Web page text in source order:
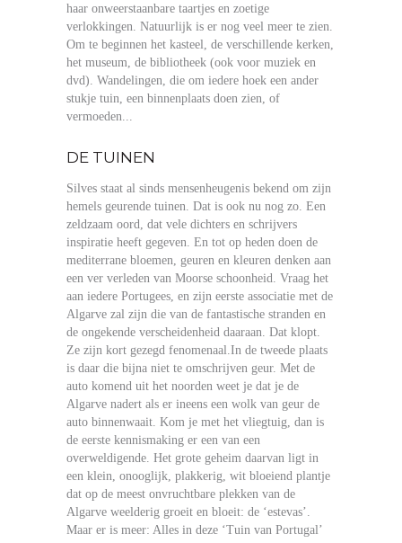
haar onweerstaanbare taartjes en zoetige
verlokkingen. Natuurlijk is er nog veel meer te zien.
Om te beginnen het kasteel, de verschillende kerken,
het museum, de bibliotheek (ook voor muziek en
dvd). Wandelingen, die om iedere hoek een ander
stukje tuin, een binnenplaats doen zien, of
vermoeden...
DE TUINEN
Silves staat al sinds mensenheugenis bekend om zijn
hemels geurende tuinen. Dat is ook nu nog zo. Een
zeldzaam oord, dat vele dichters en schrijvers
inspiratie heeft gegeven. En tot op heden doen de
mediterrane bloemen, geuren en kleuren denken aan
een ver verleden van Moorse schoonheid. Vraag het
aan iedere Portugees, en zijn eerste associatie met de
Algarve zal zijn die van de fantastische stranden en
de ongekende verscheidenheid daaraan. Dat klopt.
Ze zijn kort gezegd fenomenaal.In de tweede plaats
is daar die bijna niet te omschrijven geur. Met de
auto komend uit het noorden weet je dat je de
Algarve nadert als er ineens een wolk van geur de
auto binnenwaait. Kom je met het vliegtuig, dan is
de eerste kennismaking er een van een
overweldigende. Het grote geheim daarvan ligt in
een klein, onooglijk, plakkerig, wit bloeiend plantje
dat op de meest onvruchtbare plekken van de
Algarve weelderig groeit en bloeit: de ‘estevas’.
Maar er is meer: Alles in deze ‘Tuin van Portugal’